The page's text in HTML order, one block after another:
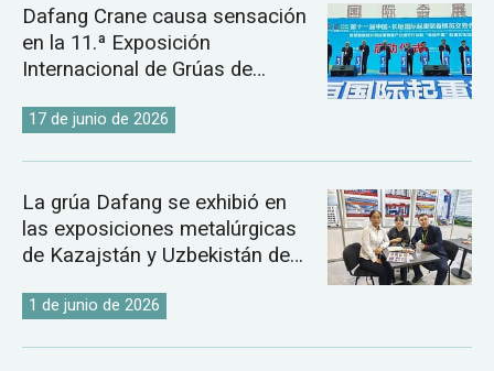
Dafang Crane causa sensación
en la 11.ª Exposición
Internacional de Grúas de
17 de junio de 2026
La grúa Dafang se exhibió en
las exposiciones metalúrgicas
de Kazajstán y Uzbekistán de
1 de junio de 2026